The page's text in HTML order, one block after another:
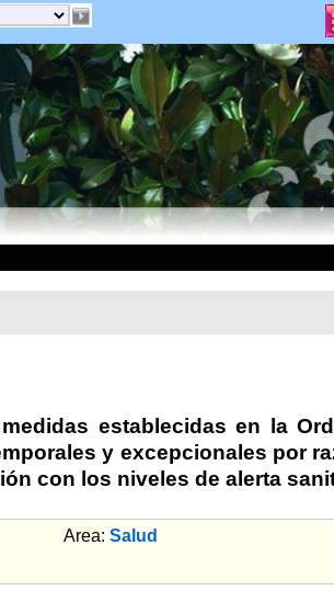
establecidas en la
y excepcionales por
con los niveles de alerta
Area: Salud